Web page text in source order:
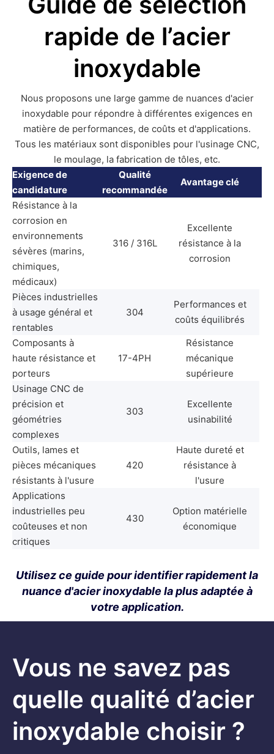
rapide de l’acier
inoxydable
Nous proposons une large gamme de nuances d'acier
inoxydable pour répondre à différentes exigences en
matière de performances, de coûts et d'applications.
Tous les matériaux sont disponibles pour l'usinage CNC,
le moulage, la fabrication de tôles, etc.
Exigence de
candidature
Qualité
recommandée
Avantage clé
Résistance à la
corrosion en
environnements
sévères (marins,
chimiques,
médicaux)
316 / 316L
Excellente
résistance à la
corrosion
Pièces industrielles
à usage général et
rentables
304
Performances et
coûts équilibrés
Composants à
haute résistance et
porteurs
17-4PH
Résistance
mécanique
supérieure
Usinage CNC de
précision et
géométries
complexes
303
Excellente
usinabilité
Outils, lames et
pièces mécaniques
résistants à l'usure
420
Haute dureté et
résistance à
l'usure
Applications
industrielles peu
coûteuses et non
critiques
430
Option matérielle
économique
Utilisez ce guide pour identifier rapidement la
nuance d'acier inoxydable la plus adaptée à
votre application.
Vous ne savez pas
quelle qualité d’acier
inoxydable choisir ?